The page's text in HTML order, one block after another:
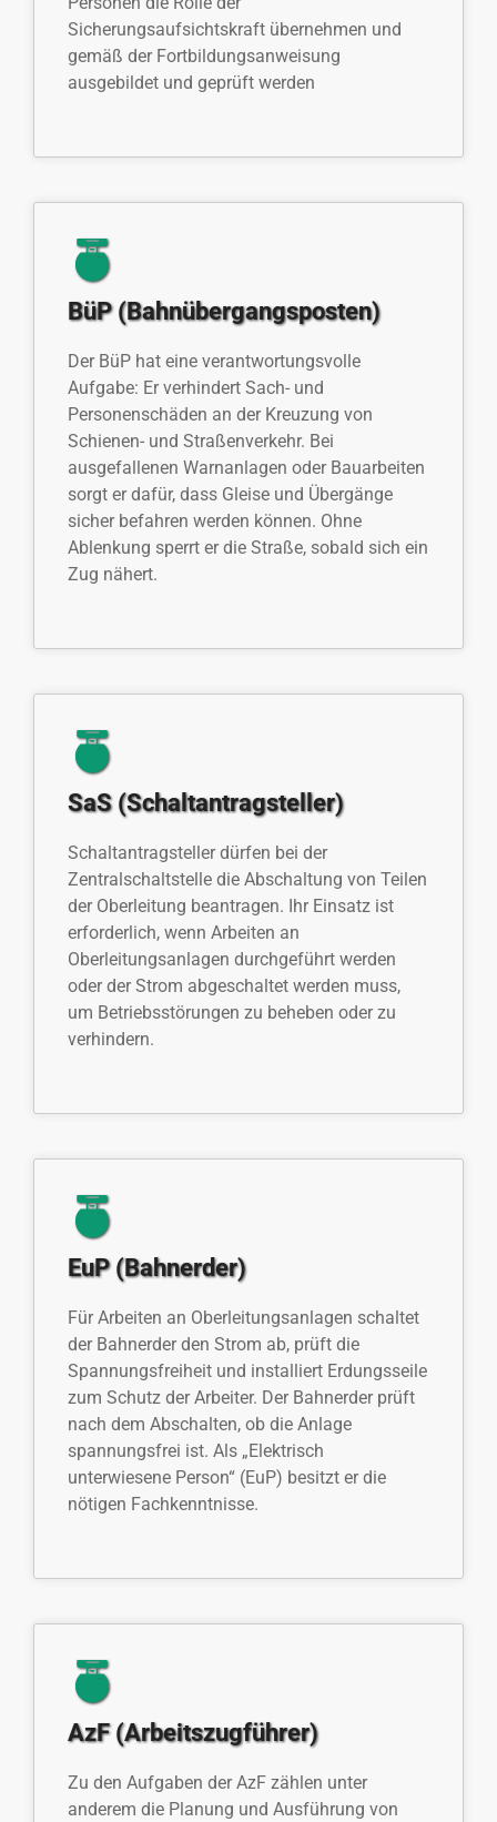
Sicherungsaufsichtskraft übernehmen und
gemäß der Fortbildungsanweisung
ausgebildet und geprüft werden
BüP (Bahnübergangsposten)
Der BüP hat eine verantwortungsvolle
Aufgabe: Er verhindert Sach- und
Personenschäden an der Kreuzung von
Schienen- und Straßenverkehr. Bei
ausgefallenen Warnanlagen oder Bauarbeiten
sorgt er dafür, dass Gleise und Übergänge
sicher befahren werden können. Ohne
Ablenkung sperrt er die Straße, sobald sich ein
Zug nähert.
SaS (Schaltantragsteller)
Schaltantragsteller dürfen bei der
Zentralschaltstelle die Abschaltung von Teilen
der Oberleitung beantragen. Ihr Einsatz ist
erforderlich, wenn Arbeiten an
Oberleitungsanlagen durchgeführt werden
oder der Strom abgeschaltet werden muss,
um Betriebsstörungen zu beheben oder zu
verhindern.
EuP (Bahnerder)
Für Arbeiten an Oberleitungsanlagen schaltet
der Bahnerder den Strom ab, prüft die
Spannungsfreiheit und installiert Erdungsseile
zum Schutz der Arbeiter. Der Bahnerder prüft
nach dem Abschalten, ob die Anlage
spannungsfrei ist. Als „Elektrisch
unterwiesene Person“ (EuP) besitzt er die
nötigen Fachkenntnisse.
AzF (Arbeitszugführer)
Zu den Aufgaben der AzF zählen unter
anderem die Planung und Ausführung von